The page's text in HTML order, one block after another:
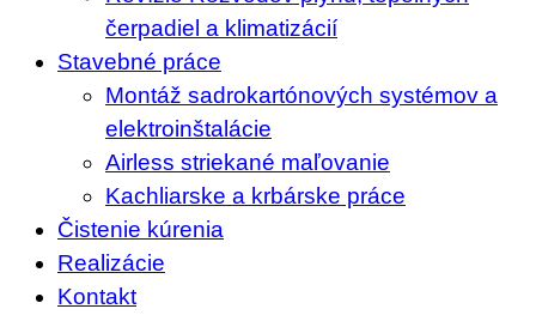
čerpadiel a klimatizácií
Stavebné práce
Montáž sadrokartónových systémov a
elektroinštalácie
Airless striekané maľovanie
Kachliarske a krbárske práce
Čistenie kúrenia
Realizácie
Kontakt